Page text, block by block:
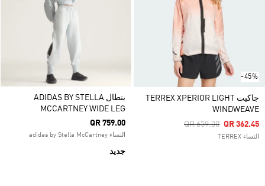
-45%
جاكيت TERREX XPERIOR LIGHT
WINDWEAVE
Price Reduced From
QR 659.00ToQR 362.45
النساء TERREX
بنطال ADIDAS BY STELLA
MCCARTNEY WIDE LEG
QR 759.00
النساء adidas by Stella McCartney
جديد